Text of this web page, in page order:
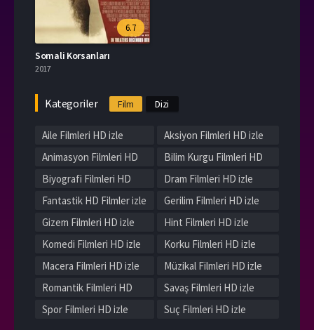
6.7
Somali Korsanları
2017
Kategoriler Film Dizi
Aile Filmleri HD izle
Aksiyon Filmleri HD izle
Animasyon Filmleri HD
izle
Bilim Kurgu Filmleri HD
izle
Biyografi Filmleri HD
izle
Dram Filmleri HD izle
Fantastik HD Filmler izle
Gerilim Filmleri HD izle
Gizem Filmleri HD izle
Hint Filmleri HD izle
Komedi Filmleri HD izle
Korku Filmleri HD izle
Macera Filmleri HD izle
Müzikal Filmleri HD izle
Romantik Filmleri HD
izle
Savaş Filmleri HD izle
Spor Filmleri HD izle
Suç Filmleri HD izle